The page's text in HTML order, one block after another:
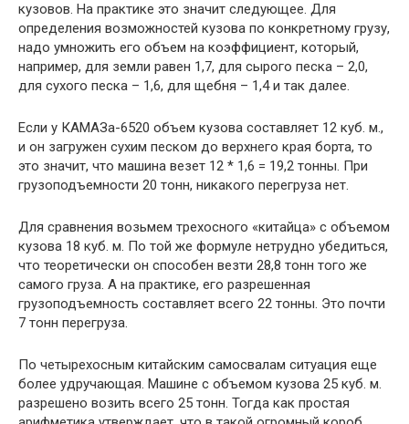
кузовов. На практике это значит следующее. Для
определения возможностей кузова по конкретному грузу,
надо умножить его объем на коэффициент, который,
например, для земли равен 1,7, для сырого песка – 2,0,
для сухого песка – 1,6, для щебня – 1,4 и так далее.
Если у КАМАЗа-6520 объем кузова составляет 12 куб. м.,
и он загружен сухим песком до верхнего края борта, то
это значит, что машина везет 12 * 1,6 = 19,2 тонны. При
грузоподъемности 20 тонн, никакого перегруза нет.
Для сравнения возьмем трехосного «китайца» с объемом
кузова 18 куб. м. По той же формуле нетрудно убедиться,
что теоретически он способен везти 28,8 тонн того же
самого груза. А на практике, его разрешенная
грузоподъемность составляет всего 22 тонны. Это почти
7 тонн перегруза.
По четырехосным китайским самосвалам ситуация еще
более удручающая. Машине с объемом кузова 25 куб. м.
разрешено возить всего 25 тонн. Тогда как простая